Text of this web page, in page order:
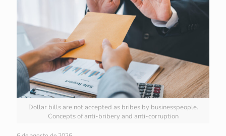
Dollar bills are not accepted as bribes by businesspeople.
Concepts of anti-bribery and anti-corruption